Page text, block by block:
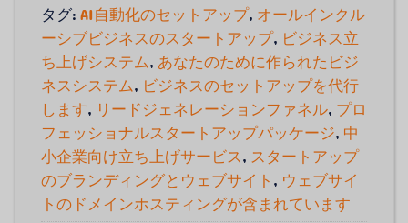
タグ:AI自動化のセットアップ, オールインクル
ーシブビジネスのスタートアップ, ビジネス立
ち上げシステム, あなたのために作られたビジ
ネスシステム, ビジネスのセットアップを代行
します, リードジェネレーションファネル, プロ
フェッショナルスタートアップパッケージ, 中
小企業向け立ち上げサービス, スタートアップ
のブランディングとウェブサイト, ウェブサイ
トのドメインホスティングが含まれています